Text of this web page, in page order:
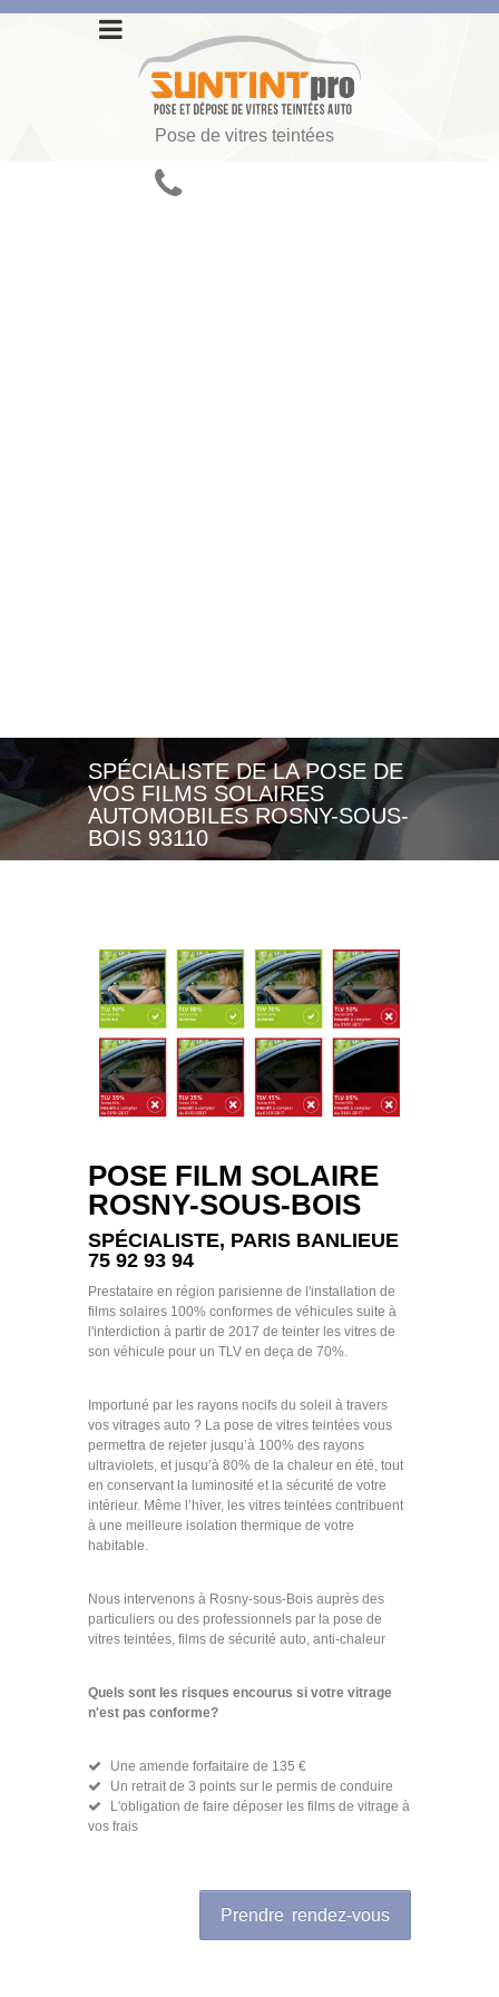
Pose de vitres teintées
SPÉCIALISTE DE LA POSE DE
VOS FILMS SOLAIRES
AUTOMOBILES ROSNY-SOUS-
BOIS 93110
POSE FILM SOLAIRE
ROSNY-SOUS-BOIS
SPÉCIALISTE, PARIS BANLIEUE
75 92 93 94
Prestataire en région parisienne de l'installation de
films solaires 100% conformes de véhicules suite à
l'interdiction à partir de 2017 de teinter les vitres de
son véhicule pour un TLV en deça de 70%.
Importuné par les rayons nocifs du soleil à travers
vos vitrages auto ? La pose de vitres teintées vous
permettra de rejeter jusqu’à 100% des rayons
ultraviolets, et jusqu’à 80% de la chaleur en été, tout
en conservant la luminosité et la sécurité de votre
intérieur. Même l’hiver, les vitres teintées contribuent
à une meilleure isolation thermique de votre
habitable.
Nous intervenons à Rosny-sous-Bois auprès des
particuliers ou des professionnels par la pose de
vitres teintées, films de sécurité auto, anti-chaleur
Quels sont les risques encourus si votre vitrage
n'est pas conforme?
Une amende forfaitaire de 135 €
Un retrait de 3 points sur le permis de conduire
L'obligation de faire déposer les films de vitrage à
vos frais
Prendre rendez-vous